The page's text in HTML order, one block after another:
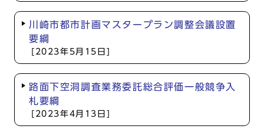
川崎市都市計画マスタープラン調整会議設置
要綱
[2023年5月15日]
路面下空洞調査業務委託総合評価一般競争入
札要綱
[2023年4月13日]